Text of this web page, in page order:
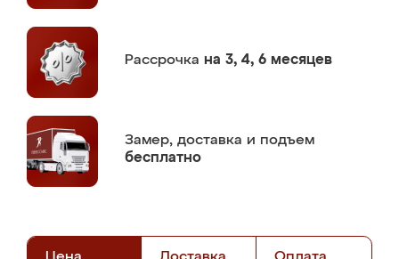
Рассрочка на 3, 4, 6 месяцев
Замер, доставка и подъем
бесплатно